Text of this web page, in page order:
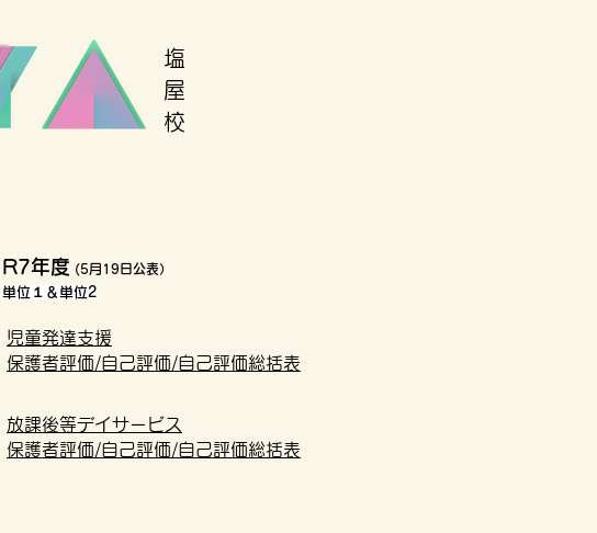
​塩
屋
校
R7年度 (5月19日公表）
単位１＆単位2
児童発達支援
保護者評価/自己評価/自己評価総括表
放課後等デイサービス
保護者評価/自己評価/自己評価総括表